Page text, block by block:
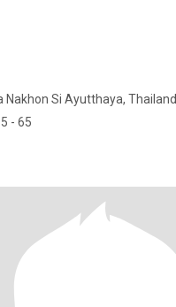
Nakhon Si Ayutthaya, Thailand
- 65